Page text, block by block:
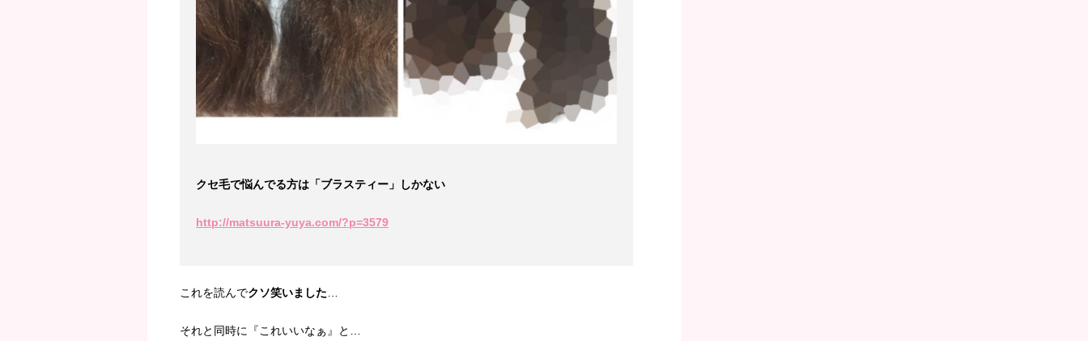
クセ毛で悩んでる方は「ブラスティー」しかない
http://matsuura-yuya.com/?p=3579
これを読んでクソ笑いました
それと同時に『これいいなぁ』と…